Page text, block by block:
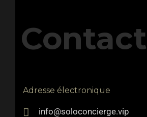
Contact
Adresse électronique
info@soloconcierge.vip